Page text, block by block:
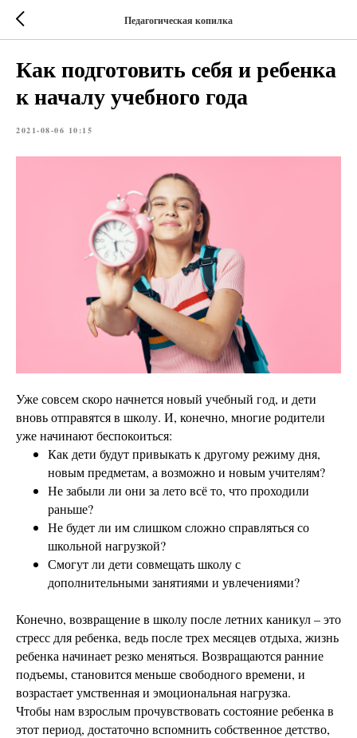
Педагогическая копилка
Как подготовить себя и ребенка
к началу учебного года
2021-08-06 10:15
Уже совсем скоро начнется новый учебный год, и дети
вновь отправятся в школу. И, конечно, многие родители
уже начинают беспокоиться:
Как дети будут привыкать к другому режиму дня,
новым предметам, а возможно и новым учителям?
Не забыли ли они за лето всё то, что проходили
раньше?
Не будет ли им слишком сложно справляться со
школьной нагрузкой?
Смогут ли дети совмещать школу с
дополнительными занятиями и увлечениями?
Конечно, возвращение в школу после летних каникул – это
стресс для ребенка, ведь после трех месяцев отдыха, жизнь
ребенка начинает резко меняться. Возвращаются ранние
подъемы, становится меньше свободного времени, и
возрастает умственная и эмоциональная нагрузка.
Чтобы нам взрослым прочувствовать состояние ребенка в
этот период, достаточно вспомнить собственное детство,